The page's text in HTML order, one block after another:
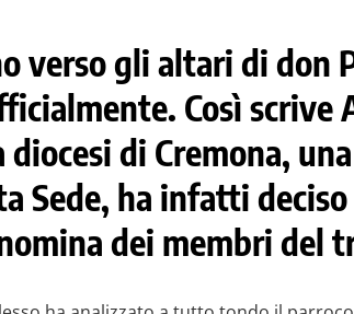
verso gli altari di don
Così scrive
diocesi di Cremona,
Sede, ha infatti
dei membri del